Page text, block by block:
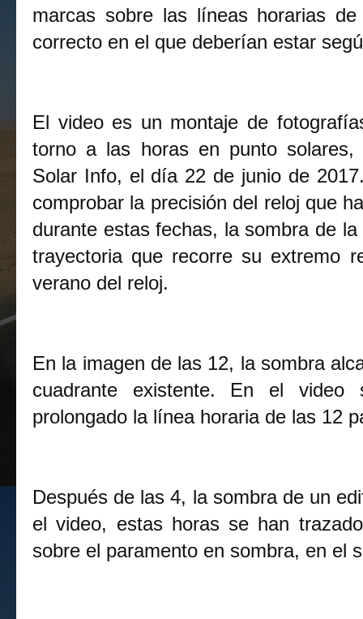
marcas sobre las líneas horarias
correcto en el que deberían estar
El video es un montaje de
torno a las horas en punto
Solar Info, el día 22 de junio de
comprobar la precisión del reloj que
durante estas fechas, la sombra de
trayectoria que recorre su extremo
verano del reloj.
En la imagen de las 12, la sombra
cuadrante existente. En el
prolongado la línea horaria de las 12
Después de las 4, la sombra de un
el video, estas horas se han
sobre el paramento en sombra, en el